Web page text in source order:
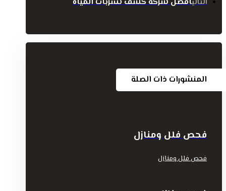
التالي
المنشورات ذات الصلة
فحص فلل ومنازل
فحص فلل ومنازل